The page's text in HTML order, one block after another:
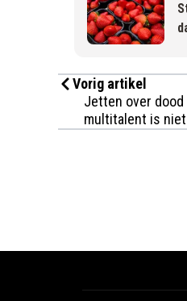
Vorig artikel
Jetten over dood
multitalent is